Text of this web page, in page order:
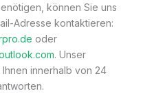
können Sie uns
Adresse kontaktieren:
oder
. Unser
innerhalb von 24